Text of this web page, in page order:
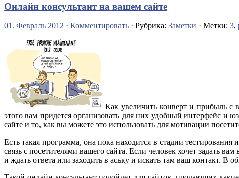
Онлайн консультант на вашем сайте
01. Февраль 2012 · Комментировать · Рубрика: Заметки · Метки: 3,
Как увеличить конверт и прибыль с
этого вам придется организовать для них удобный интерфейс и
сайте и то, как вы можете это использовать для мотивации
Есть такая программа, она пока находится в стадии
связь с посетителями вашего сайта. Если человек хочет задать
и ждать ответа или заходить в аську и искать там ваш контакт.